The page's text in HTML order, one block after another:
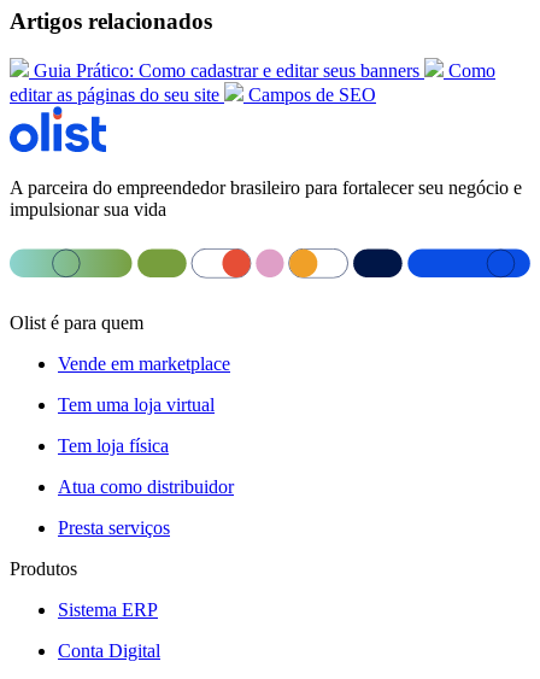
Artigos relacionados
Guia Prático: Como cadastrar e editar seus banners
Como
editar as páginas do seu site
Campos de SEO
A parceira do empreendedor brasileiro para fortalecer seu negócio e
impulsionar sua vida
Olist é para quem
Vende em marketplace
Tem uma loja virtual
Tem loja física
Atua como distribuidor
Presta serviços
Produtos
Sistema ERP
Conta Digital